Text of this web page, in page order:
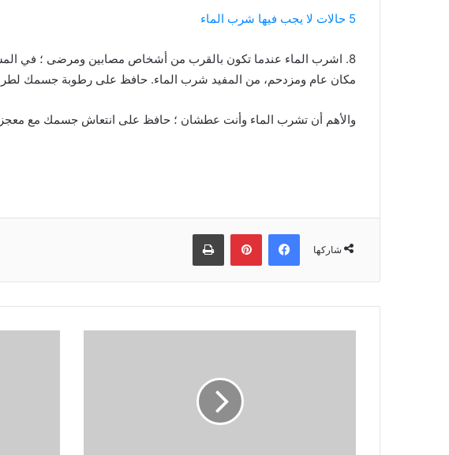
5 حالات لا يجب فيها شرب الماء
8. اشرب الماء عندما تكون بالقرب من أشخاص مصابين ومرضى ؛ في
مكان عام ومزدحم، من المفيد شرب الماء. حافظ على رطوبة جسمك لطرد
والأهم أن تشرب الماء وأنت عطشان ؛ حافظ على انتعاش جسمك مع
شاركها
فيسبوك بينتيريستطباعة